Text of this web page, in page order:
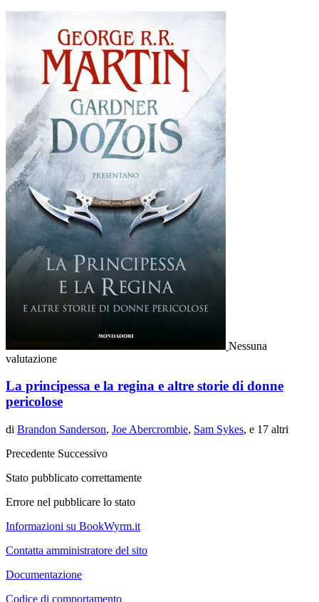
Nessuna
valutazione
La principessa e la regina e altre storie di donne
pericolose
di Brandon Sanderson, Joe Abercrombie, Sam Sykes, e 17 altri
Precedente Successivo
Stato pubblicato correttamente
Errore nel pubblicare lo stato
Informazioni su BookWyrm.it
Contatta amministratore del sito
Documentazione
Codice di comportamento